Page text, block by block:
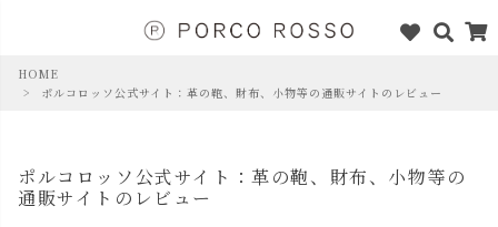
HOME
ポルコロッソ公式サイト：革の鞄、財布、小物等の通販サイトのレビュー
ポルコロッソ公式サイト：革の鞄、財布、小物等の
通販サイトのレビュー